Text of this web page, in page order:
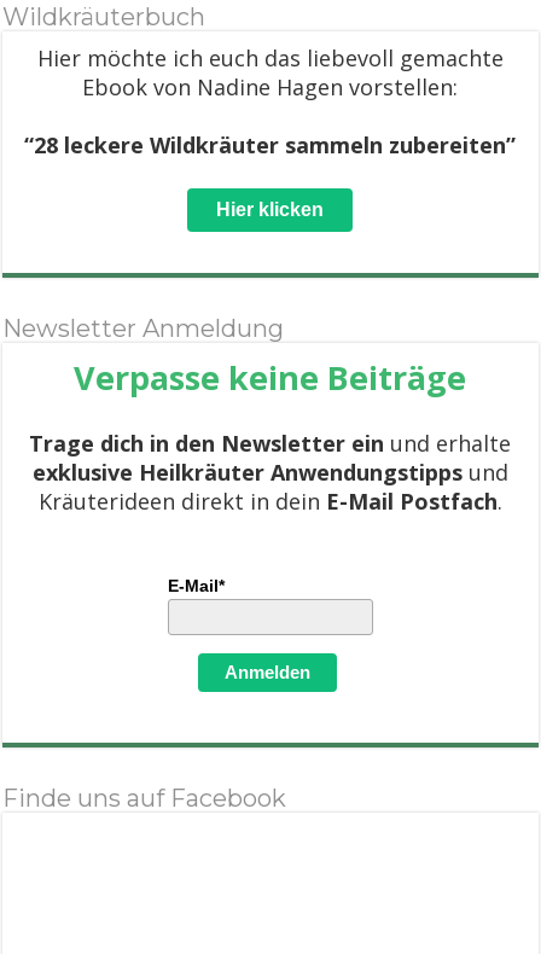
Wildkräuterbuch
Hier möchte ich euch das liebevoll gemachte
Ebook von Nadine Hagen vorstellen:
“28 leckere Wildkräuter sammeln zubereiten”
Hier klicken
Newsletter Anmeldung
Verpasse keine Beiträge
Trage dich in den Newsletter ein und erhalte
exklusive Heilkräuter Anwendungstippsund
Kräuterideen direkt in dein E-Mail Postfach.
E-Mail*
Anmelden
Finde uns auf Facebook